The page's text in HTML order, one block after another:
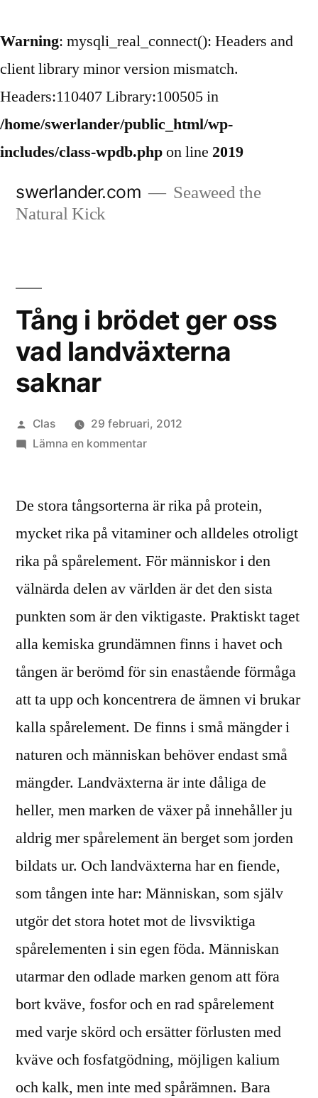
Warning: mysqli_real_connect(): Headers and
client library minor version mismatch.
Headers:110407 Library:100505 in
/home/swerlander/public_html/wp-
includes/class-wpdb.phpon line 2019
till
swerlander.com
Seaweed the
Natural Kick
Tång i brödet ger oss
vad landväxterna
saknar
Publicerat
av
Clas
29 februari, 2012
Lämna en kommentartill
brödet
oss
vad
landväxterna
De stora tångsorterna är rika på protein,
mycket rika på vitaminer och alldeles otroligt
rika på spårelement. För människor i den
välnärda delen av världen är det den sista
punkten som är den viktigaste. Praktiskt taget
alla kemiska grundämnen finns i havet och
tången är berömd för sin enastående förmåga
att ta upp och koncentrera de ämnen vi brukar
kalla spårelement. De finns i små mängder i
naturen och människan behöver endast små
mängder. Landväxterna är inte dåliga de
heller, men marken de växer på innehåller ju
aldrig mer spårelement än berget som jorden
bildats ur. Och landväxterna har en fiende,
som tången inte har: Människan, som själv
utgör det stora hotet mot de livsviktiga
spårelementen i sin egen föda. Människan
utarmar den odlade marken genom att föra
bort kväve, fosfor och en rad spårelement
med varje skörd och ersätter förlusten med
kväve och fosfatgödning, möjligen kalium
och kalk, men inte med spårämnen. Bara